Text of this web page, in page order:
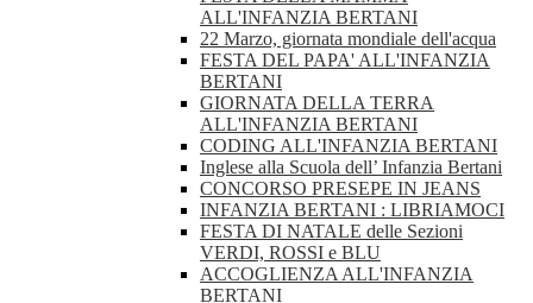
ALL'INFANZIA BERTANI
22 Marzo, giornata mondiale dell'acqua
FESTA DEL PAPA' ALL'INFANZIA
BERTANI
GIORNATA DELLA TERRA
ALL'INFANZIA BERTANI
CODING ALL'INFANZIA BERTANI
Inglese alla Scuola dell’ Infanzia Bertani
CONCORSO PRESEPE IN JEANS
INFANZIA BERTANI : LIBRIAMOCI
FESTA DI NATALE delle Sezioni
VERDI, ROSSI e BLU
ACCOGLIENZA ALL'INFANZIA
BERTANI